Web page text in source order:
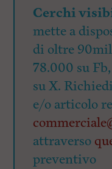
Cerchi
mette a
di oltre
78.000 su
su X.
e/o articolo
attraverso
preventivo